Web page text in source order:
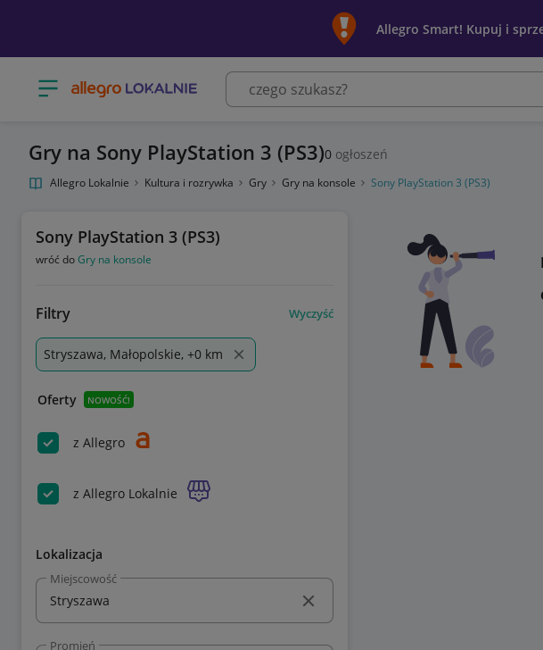
Allegro Smart! Kupuj i
Otwórz menu z kategoriami
Gry na Sony PlayStation 3 (PS3)0 ogłoszeń
Allegro Lokalnie Kultura i rozrywka Gry Gry na konsole Sony PlayStation 3 (PS3)
Sony PlayStation 3 (PS3)
wróć doGry na konsole
Filtry Wyczyść
Stryszawa, Małopolskie, +0 km
Oferty NOWOŚĆ!
z Allegro
z Allegro Lokalnie
Lokalizacja
Miejscowość
Promień